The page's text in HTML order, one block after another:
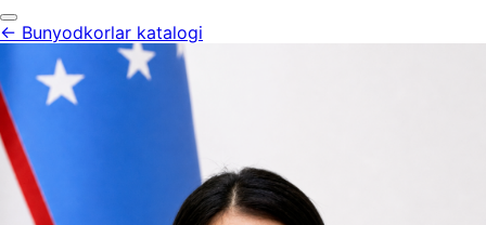
← Bunyodkorlar katalogi